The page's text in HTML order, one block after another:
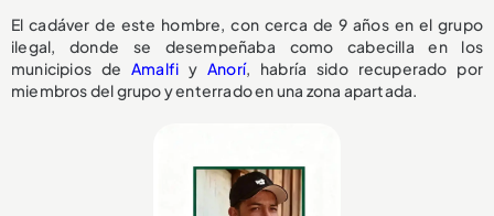
El cadáver de este hombre, con cerca de 9 años en el grupo
ilegal, donde se desempeñaba como cabecilla en los
municipios de Amalfi y Anorí, habría sido recuperado por
miembros del grupo y enterrado en una zona apartada.